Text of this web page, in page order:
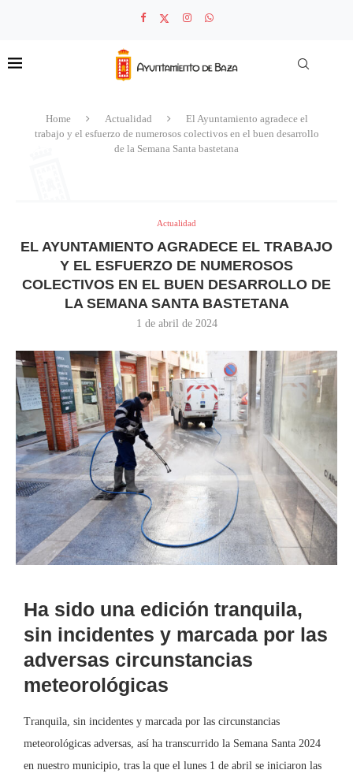
Home Actualidad
El Ayuntamiento agradece el
trabajo y el esfuerzo de numerosos colectivos en el buen desarrollo
de la Semana Santa bastetana
Actualidad
EL AYUNTAMIENTO AGRADECE EL TRABAJO
Y EL ESFUERZO DE NUMEROSOS
COLECTIVOS EN EL BUEN DESARROLLO DE
LA SEMANA SANTA BASTETANA
1 de abril de 2024
Ha sido una edición tranquila,
sin incidentes y marcada por las
adversas circunstancias
meteorológicas
Tranquila, sin incidentes y marcada por las circunstancias
meteorológicas adversas, así ha transcurrido la Semana Santa 2024
en nuestro municipio, tras la que el lunes 1 de abril se iniciaron las